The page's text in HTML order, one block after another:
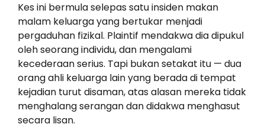
Kes ini bermula selepas satu insiden makan
malam keluarga yang bertukar menjadi
pergaduhan fizikal. Plaintif mendakwa dia dipukul
oleh seorang individu, dan mengalami
kecederaan serius. Tapi bukan setakat itu — dua
orang ahli keluarga lain yang berada di tempat
kejadian turut disaman, atas alasan mereka tidak
menghalang serangan dan didakwa menghasut
secara lisan.